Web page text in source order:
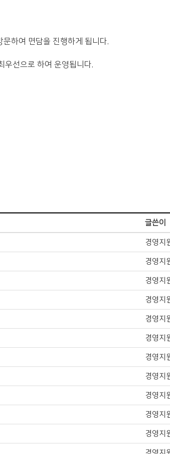
하여 면담을 진행하게 됩니다.
우선으로 하여 운영됩니다.
글쓴이
경영지
경영지
경영지
경영지
경영지
경영지
경영지
경영지
경영지
경영지
경영지